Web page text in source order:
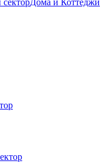
Дома и Коттеджи